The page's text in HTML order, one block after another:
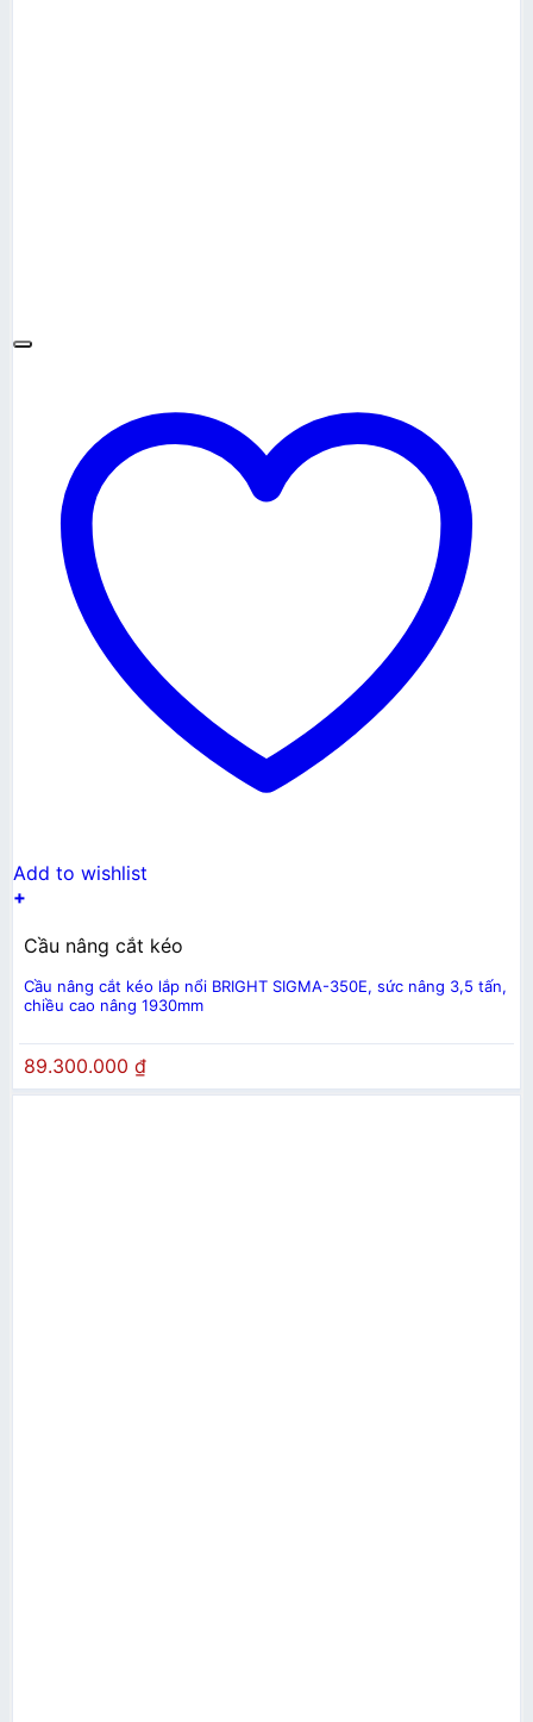
Add to wishlist
+
Cầu nâng cắt kéo
Cầu nâng cắt kéo lắp nổi BRIGHT SIGMA-350E, sức nâng 3,5 tấn,
chiều cao nâng 1930mm
89.300.000 ₫